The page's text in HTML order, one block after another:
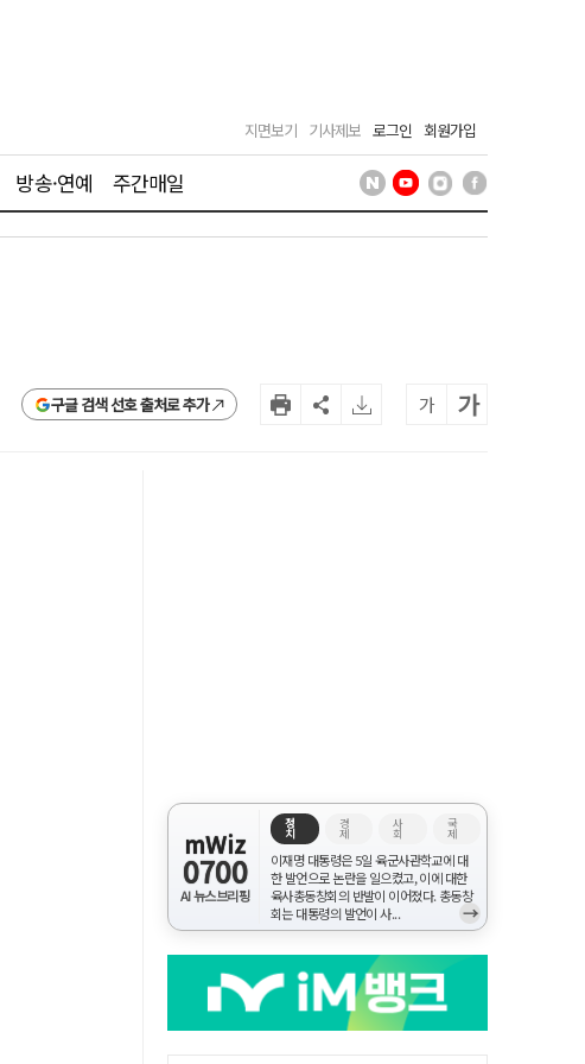
지면보기 기사제보 로그인 회원가입
방송·연예 주간매일
구글 검색 선호 출처로 추가 가 가
mWiz
0700
AI 뉴스브리핑
정
치
경
제
사
회
국
제
이재명 대통령은 5일 육군사관학교에 대
한 발언으로 논란을 일으켰고, 이에 대한
육사총동창회의 반발이 이어졌다. 총동창
회는 대통령의 발언이 사...
→